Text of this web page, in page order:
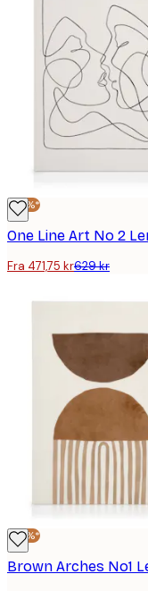
-25%*
Fra 471,75 kr629 kr
-25%*